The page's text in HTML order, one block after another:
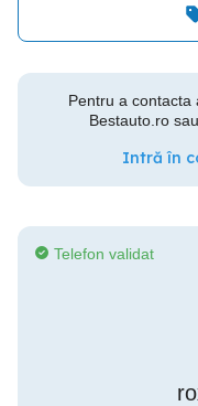
Pentru a contacta
Bestauto.ro
Intră în
Telefon validat